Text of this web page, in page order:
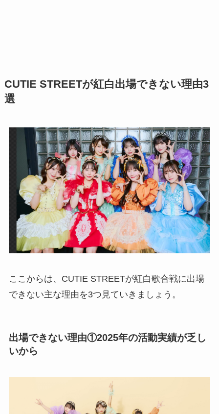
CUTIE STREETが紅白出場できない理由3
選
ここからは、CUTIE STREETが紅白歌合戦に出場
できない主な理由を3つ見ていきましょう。
出場できない理由①2025年の活動実績が乏し
いから